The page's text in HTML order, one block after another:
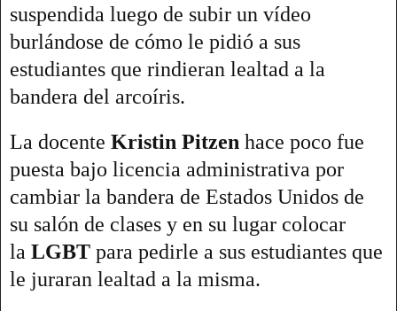
suspendida luego de subir un vídeo
burlándose de cómo le pidió a sus
estudiantes que rindieran lealtad a la
bandera del arcoíris.
La docente Kristin Pitzen hace poco fue
puesta bajo licencia administrativa por
cambiar la bandera de Estados Unidos de
su salón de clases y en su lugar colocar
la LGBT para pedirle a sus estudiantes que
le juraran lealtad a la misma.